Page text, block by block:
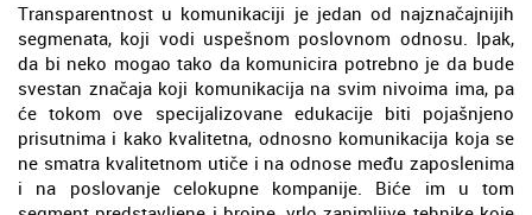
Transparentnost u komunikaciji je jedan od najznačajnijih
segmenata, koji vodi uspešnom poslovnom odnosu. Ipak,
da bi neko mogao tako da komunicira potrebno je da bude
svestan značaja koji komunikacija na svim nivoima ima, pa
će tokom ove specijalizovane edukacije biti pojašnjeno
prisutnima i kako kvalitetna, odnosno komunikacija koja se
ne smatra kvalitetnom utiče i na odnose među zaposlenima
i na poslovanje celokupne kompanije. Biće im u tom